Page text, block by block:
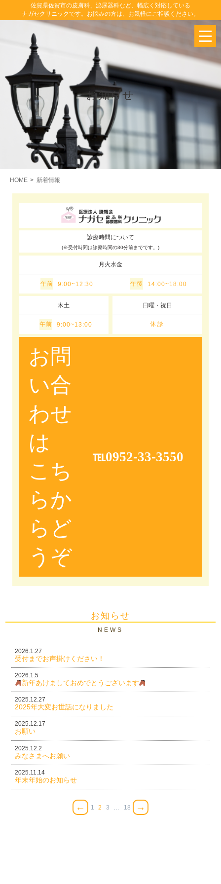
佐賀県佐賀市の皮膚科、泌尿器科など、幅広く対応している
ナガセクリニックです。お悩みの方は、お気軽にご相談ください。
お知らせ
診療時間について
(※受付時間は診察時間の30分前までです。)
月火水金
午前 9:00~12:30 午後 14:00~18:00
木土
午前 9:00~13:00
日曜・祝日
休診
お問
い合
わせ
は
こち
らか
らど
うぞ
℡0952-33-3550
HOME 新着情報
お知らせ
NEWS
2026.1.27
受付までお声掛けください！
2026.1.5
新年あけましておめでとうございます
2025.12.27
2025年大変お世話になりました
2025.12.17
お願い
2025.12.2
みなさまへお願い
2025.11.14
年末年始のお知らせ
← 1 2 3 18 →